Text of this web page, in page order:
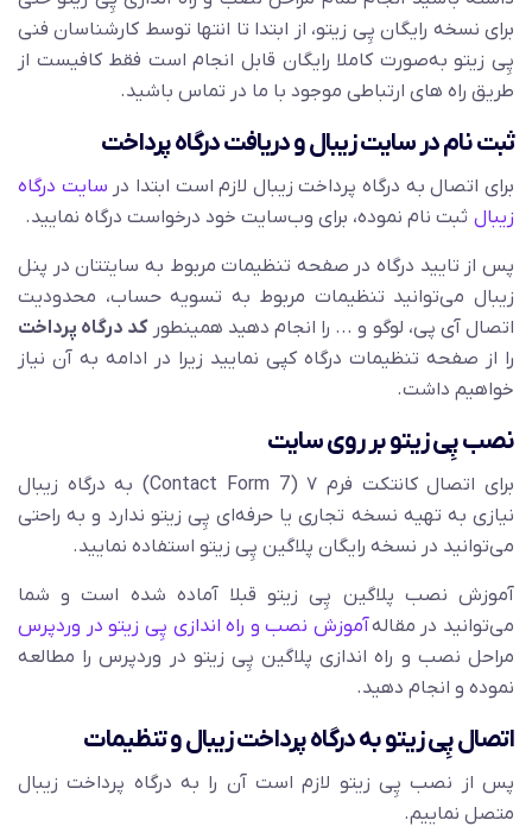
برای نسخه رایگان پِی زیتو، از ابتدا تا انتها توسط کارشناسان فنی
پِی زیتو به‌صورت کاملا رایگان قابل انجام است فقط کافیست از
طریق راه های ارتباطی موجود با ما در تماس باشید.
ثبت نام در سایت زیبال و دریافت درگاه پرداخت
برای اتصال به درگاه پرداخت زیبال لازم است ابتدا در سایت درگاه
زیبال ثبت نام نموده، برای وب‌سایت خود درخواست درگاه نمایید.
پس از تایید درگاه در صفحه تنظیمات مربوط به سایتتان در پنل
زیبال می‌توانید تنظیمات مربوط به تسویه حساب، محدودیت
اتصال آی پی، لوگو و ... را انجام دهید همینطورکد درگاه پرداخت
را از صفحه تنظیمات درگاه کپی نمایید زیرا در ادامه به آن نیاز
خواهیم داشت.
نصب پِی زیتو بر روی سایت
برای اتصال کانتکت فرم ۷ (Contact Form 7) به درگاه زیبال
نیازی به تهیه نسخه تجاری یا حرفه‌ای پِی زیتو ندارد و به راحتی
می‌توانید در نسخه رایگان پلاگین پِی زیتو استفاده نمایید.
آموزش نصب پلاگین پِی زیتو قبلا آماده شده است و شما
می‌توانید در مقالهآموزش نصب و راه اندازی پِی زیتو در وردپرس
مراحل نصب و راه اندازی پلاگین پِی زیتو در وردپرس را مطالعه
نموده و انجام دهید.
اتصال پِی زیتو به درگاه پرداخت زیبال و تنظیمات
پس از نصب پِی زیتو لازم است آن را به درگاه پرداخت زیبال
متصل نماییم.